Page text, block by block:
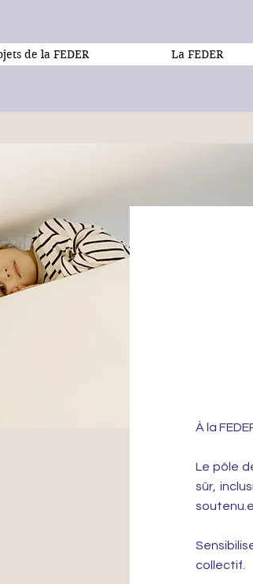
de la FEDER La FEDER
À la
Le pôle
sûr,
soutenu.e.
collectif.